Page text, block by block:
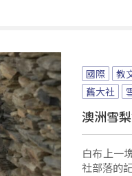
國際 教
舊大社
澳洲雪
白布上一
社部落的